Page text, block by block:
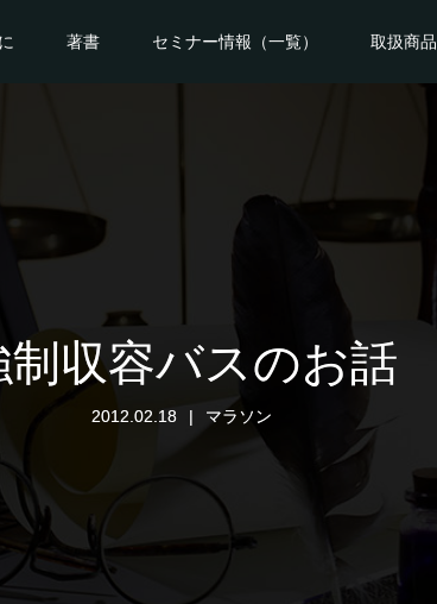
著書 セミナー情報（一覧） 取扱商品
制収容バスのお話
2012.02.18 マラソン